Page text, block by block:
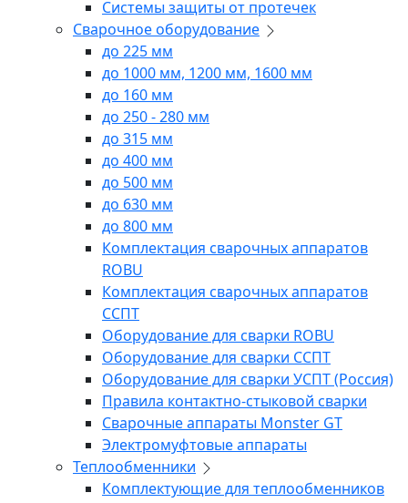
Системы защиты от протечек
Сварочное оборудование
до 225 мм
до 1000 мм, 1200 мм, 1600 мм
до 160 мм
до 250 - 280 мм
до 315 мм
до 400 мм
до 500 мм
до 630 мм
до 800 мм
Комплектация сварочных аппаратов
ROBU
Комплектация сварочных аппаратов
ССПТ
Оборудование для сварки ROBU
Оборудование для сварки ССПТ
Оборудование для сварки УСПТ (Россия)
Правила контактно-стыковой сварки
Сварочные аппараты Monster GT
Электромуфтовые аппараты
Теплообменники
Комплектующие для теплообменников